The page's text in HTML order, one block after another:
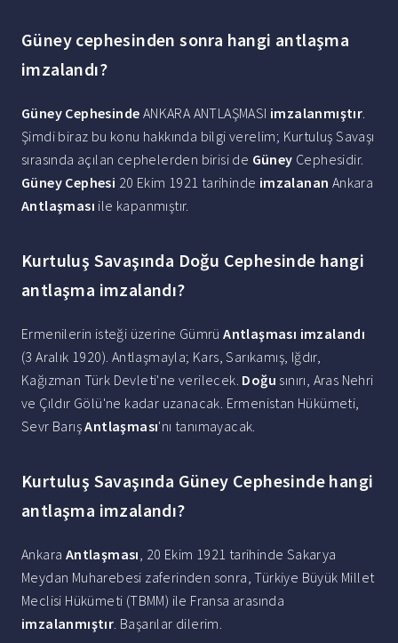
Güney cephesinden sonra hangi antlaşma
imzalandı?
Güney Cephesinde ANKARA ANTLAŞMASI imzalanmıştır.
Şimdi biraz bu konu hakkında bilgi verelim; Kurtuluş Savaşı
sırasında açılan cephelerden birisi de Güney Cephesidir.
Güney Cephesi 20 Ekim 1921 tarihinde imzalanan Ankara
Antlaşması ile kapanmıştır.
Kurtuluş Savaşında Doğu Cephesinde hangi
antlaşma imzalandı?
Ermenilerin isteği üzerine GümrüAntlaşması imzalandı
(3 Aralık 1920). Antlaşmayla; Kars, Sarıkamış, Iğdır,
Kağızman Türk Devleti'ne verilecek. Doğu sınırı, Aras Nehri
ve Çıldır Gölü'ne kadar uzanacak. Ermenistan Hükümeti,
Sevr BarışAntlaşması'nı tanımayacak.
Kurtuluş Savaşında Güney Cephesinde hangi
antlaşma imzalandı?
Ankara Antlaşması, 20 Ekim 1921 tarihinde Sakarya
Meydan Muharebesi zaferinden sonra, Türkiye Büyük Millet
Meclisi Hükümeti (TBMM) ile Fransa arasında
imzalanmıştır. Başarılar dilerim.